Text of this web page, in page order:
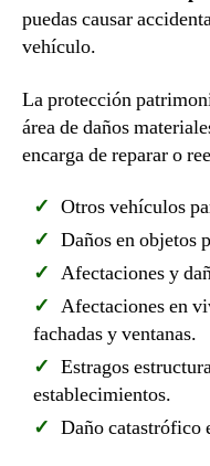
puedas causar
vehículo.
La protección
área de daños
encarga de reparar o
Otros vehículos
Daños en objetos
Afectaciones y
Afectaciones en
fachadas y ventanas.
Estragos
establecimientos.
Daño catastrófico